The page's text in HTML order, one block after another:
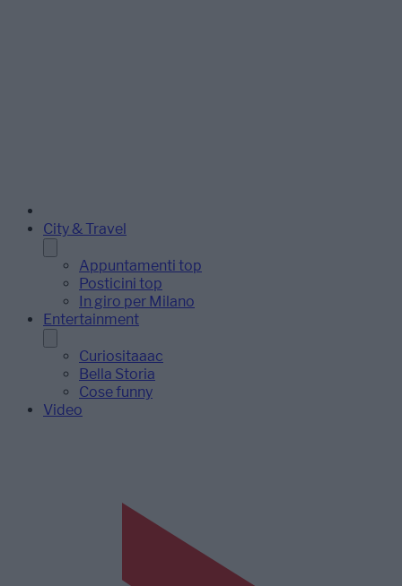
City & Travel
Appuntamenti top
Posticini top
In giro per Milano
Entertainment
Curiositaaac
Bella Storia
Cose funny
Video